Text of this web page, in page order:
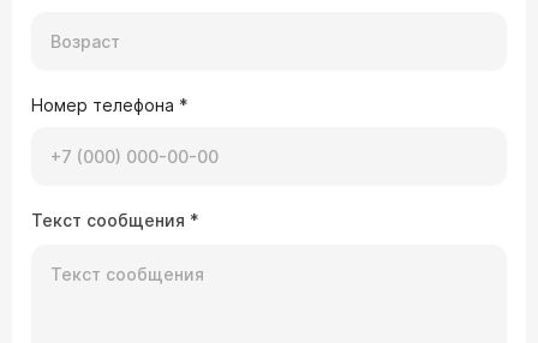
Номер телефона *
Текст сообщения *